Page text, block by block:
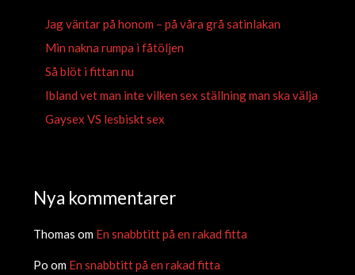
Jag väntar på honom – på våra grå satinlakan
Min nakna rumpa i fåtöljen
Så blöt i fittan nu
Ibland vet man inte vilken sex ställning man ska välja
Gaysex VS lesbiskt sex
Nya kommentarer
Thomas om En snabbtitt på en rakad fitta
Po om En snabbtitt på en rakad fitta